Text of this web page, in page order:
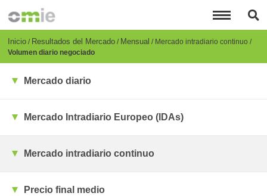
principal
Breadcrumb
Inicio Resultados del Mercado Mensual
Mercado intradiario continuo
Volumen diario negociado
Mercado diario
Mercado Intradiario Europeo (IDAs)
Mercado intradiario continuo
Precio final medio